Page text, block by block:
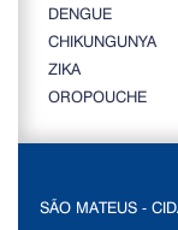
DENGUE
CHIKUNGUNYA
ZIKA
OROPOUCHE
SÃO MATEUS -